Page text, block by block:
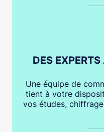
DES
Une équipe de
tient à votre
vos études,